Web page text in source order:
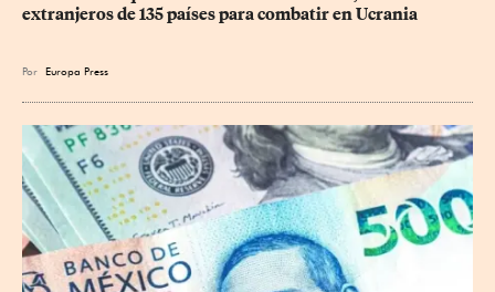
extranjeros de 135 países para combatir en Ucrania
Por Europa Press